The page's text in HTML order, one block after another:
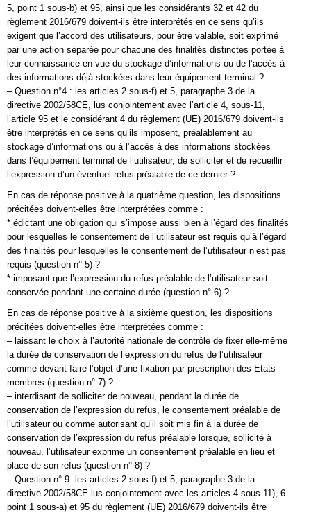
5, point 1 sous-b) et 95, ainsi que les considérants 32 et 42 du
règlement 2016/679 doivent-ils être interprétés en ce sens qu’ils
exigent que l’accord des utilisateurs, pour être valable, soit exprimé
par une action séparée pour chacune des finalités distinctes portée à
leur connaissance en vue du stockage d’informations ou de l’accès à
des informations déjà stockées dans leur équipement terminal ?
– Question n°4 : les articles 2 sous-f) et 5, paragraphe 3 de la
directive 2002/58CE, lus conjointement avec l’article 4, sous-11,
l’article 95 et le considérant 4 du règlement (UE) 2016/679 doivent-ils
être interprétés en ce sens qu’ils imposent, préalablement au
stockage d’informations ou à l’accès à des informations stockées
dans l’équipement terminal de l’utilisateur, de solliciter et de recueillir
l’expression d’un éventuel refus préalable de ce dernier ?
En cas de réponse positive à la quatrième question, les dispositions
précitées doivent-elles être interprétées comme :
* édictant une obligation qui s’impose aussi bien à l’égard des finalités
pour lesquelles le consentement de l’utilisateur est requis qu’à l’égard
des finalités pour lesquelles le consentement de l’utilisateur n’est pas
requis (question n° 5) ?
* imposant que l’expression du refus préalable de l’utilisateur soit
conservée pendant une certaine durée (question n° 6) ?
En cas de réponse positive à la sixième question, les dispositions
précitées doivent-elles être interprétées comme :
– laissant le choix à l’autorité nationale de contrôle de fixer elle-même
la durée de conservation de l’expression du refus de l’utilisateur
comme devant faire l’objet d’une fixation par prescription des Etats-
membres (question n° 7) ?
– interdisant de solliciter de nouveau, pendant la durée de
conservation de l’expression du refus, le consentement préalable de
l’utilisateur ou comme autorisant qu’il soit mis fin à la durée de
conservation de l’expression du refus préalable lorsque, sollicité à
nouveau, l’utilisateur exprime un consentement préalable en lieu et
place de son refus (question n° 8) ?
– Question n° 9: les articles 2 sous-f) et 5, paragraphe 3 de la
directive 2002/58CE lus conjointement avec les articles 4 sous-11), 6
point 1 sous-a) et 95 du règlement (UE) 2016/679 doivent-ils être